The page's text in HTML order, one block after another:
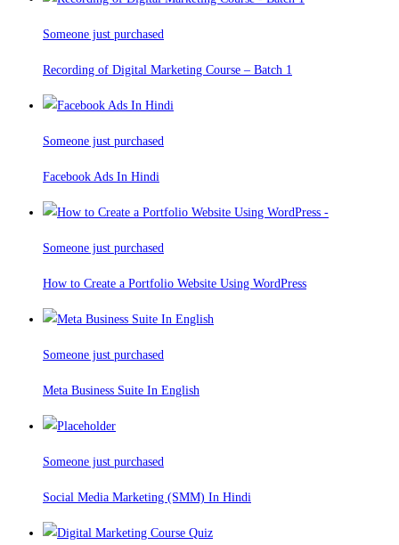
Someone just purchased
Recording of Digital Marketing Course – Batch 1
Someone just purchased
Facebook Ads In Hindi
Someone just purchased
How to Create a Portfolio Website Using WordPress
Someone just purchased
Meta Business Suite In English
Someone just purchased
Social Media Marketing (SMM) In Hindi